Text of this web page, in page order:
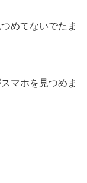
めてないでたま
マホを見つめま